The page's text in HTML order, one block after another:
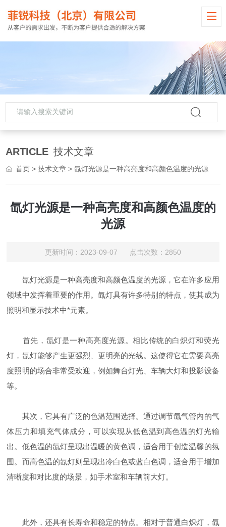
ARTICLE 技术文章
首页 >技术文章 > 氙灯光源是一种高亮度和高颜色温度的光源
氙灯光源是一种高亮度和高颜色温度的
光源
更新时间：2023-09-07 点击次数：2850
氙灯光源是一种高亮度和高颜色温度的光源，它在许多应用
领域中发挥着重要的作用。氙灯具有许多特别的特点，使其成为
照明和显示技术中*元素。
首先，氙灯是一种高亮度光源。相比传统的白炽灯和荧光
灯，氙灯能够产生更强烈、更明亮的光线。这使得它在需要高亮
度照明的场合非常受欢迎，例如舞台灯光、车辆大灯和投影设备
等。
其次，它具有广泛的色温范围选择。通过调节氙气管内的气
体压力和填充气体成分，可以实现从低色温到高色温的灯光输
出。低色温的氙灯呈现出温暖的黄色调，适合用于创造温馨的氛
围。而高色温的氙灯则呈现出冷白色或蓝白色调，适合用于增加
清晰度和对比度的场景，如手术室和车辆前大灯。
此外，还具有长寿命和稳定的特点。相对于普通白炽灯，氙